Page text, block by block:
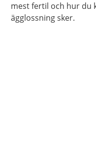
mest fertil och hur du
ägglossning sker.